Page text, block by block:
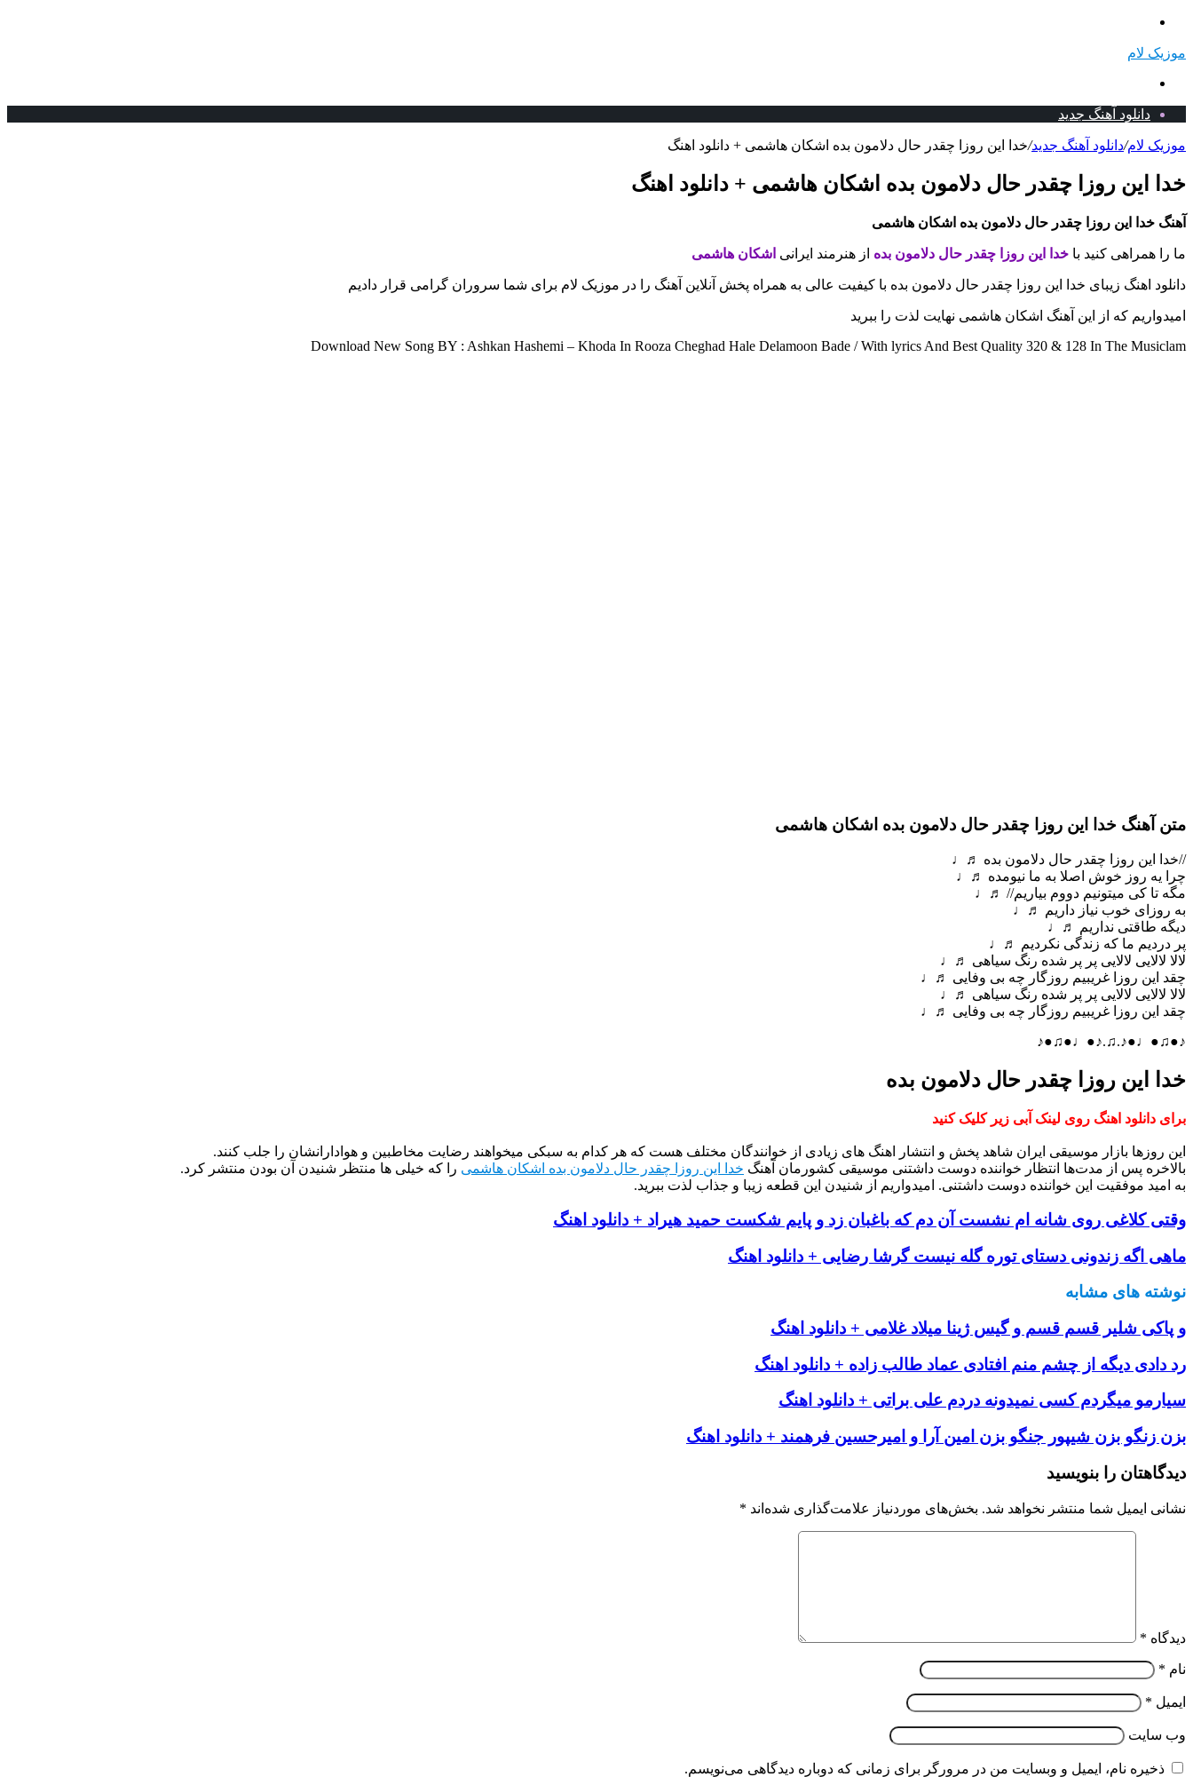
موزیک لام
دانلود آهنگ جدید
موزیک لام/دانلود آهنگ جدید/خدا این روزا چقدر حال دلامون بده اشکان هاشمی + دانلود اهنگ
خدا این روزا چقدر حال دلامون بده اشکان هاشمی + دانلود اهنگ
آهنگ خدا این روزا چقدر حال دلامون بده اشکان هاشمی
ما را همراهی کنید با خدا این روزا چقدر حال دلامون بده از هنرمند ایرانی اشکان هاشمی
دانلود اهنگ زیبای خدا این روزا چقدر حال دلامون بده با کیفیت عالی به همراه پخش آنلاین آهنگ را در موزیک لام برای شما سروران گرامی قرار دادیم
امیدواریم که از این آهنگ اشکان هاشمی نهایت لذت را ببرید
Download New Song BY : Ashkan Hashemi – Khoda In Rooza Cheghad Hale Delamoon Bade / With lyrics And Best Quality 320 & 128 In The Musiclam
متن آهنگ خدا این روزا چقدر حال دلامون بده اشکان هاشمی
//خدا این روزا چقدر حال دلامون بده ♬♩
چرا یه روز خوش اصلا به ما نیومده ♬♩
مگه تا کی میتونیم دووم بیاریم// ♬♩
به روزای خوب نیاز داریم ♬♩
دیگه طاقتی نداریم ♬♩
پر دردیم ما که زندگی نکردیم ♬♩
لالا لالایی لالایی پر پر شده رنگ سیاهی ♬♩
چقد این روزا غریبیم روزگار چه بی وفایی ♬♩
لالا لالایی لالایی پر پر شده رنگ سیاهی ♬♩
چقد این روزا غریبیم روزگار چه بی وفایی ♬♩
♪●♫●♩●♪.♫.♪●♩●♫●♪
خدا این روزا چقدر حال دلامون بده
برای دانلود اهنگ روی لینک آبی زیر کلیک کنید
این روزها بازار موسیقی ایران شاهد پخش و انتشار اهنگ های زیادی از خوانندگان مختلف هست که هر کدام به سبکی میخواهند رضایت مخاطبین و هوادارانشان را جلب کنند.
بالاخره پس از مدت‌ها انتظار خواننده دوست داشتنی موسیقی کشورمان آهنگ خدا این روزا چقدر حال دلامون بده اشکان هاشمی را که خیلی ها منتظر شنیدن آن بودن منتشر کرد.
به امید موفقیت این خواننده دوست داشتنی. امیدواریم از شنیدن این قطعه زیبا و جذاب لذت ببرید.
وقتی کلاغی روی شانه ام نشست آن دم که باغبان زد و پایم شکست حمید هیراد + دانلود اهنگ
ماهی اگه زندونی دستای توره گله نیست گرشا رضایی + دانلود اهنگ
نوشته های مشابه
و پاکی شلیر قسم قسم و گیس ژینا میلاد غلامی + دانلود اهنگ
رد دادی دیگه از چشم منم افتادی عماد طالب زاده + دانلود اهنگ
سیارمو میگردم کسی نمیدونه دردم علی براتی + دانلود اهنگ
بزن زنگو بزن شیپور جنگو بزن امین آرا و امیرحسین فرهمند + دانلود اهنگ
دیدگاهتان را بنویسید
نشانی ایمیل شما منتشر نخواهد شد. بخش‌های موردنیاز علامت‌گذاری شده‌اند *
دیدگاه *
نام *
ایمیل *
وب‌ سایت
ذخیره نام، ایمیل و وبسایت من در مرورگر برای زمانی که دوباره دیدگاهی می‌نویسم.